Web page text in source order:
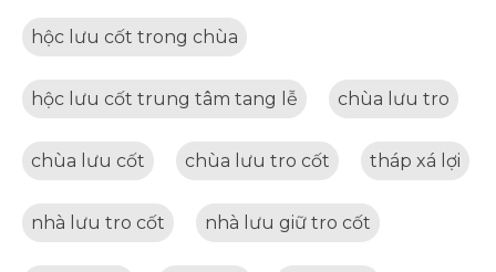
hộc lưu cốt trong chùa
hộc lưu cốt trung tâm tang lễ chùa lưu tro
chùa lưu cốt chùa lưu tro cốt tháp xá lợi
nhà lưu tro cốt nhà lưu giữ tro cốt